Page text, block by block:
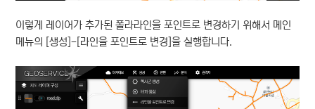
이렇게 레이어가 추가된 폴라라인을 포인트로 변경하기 위해서 메인
메뉴의 [생성]-[라인을 포인트로 변경]을 실행합니다.